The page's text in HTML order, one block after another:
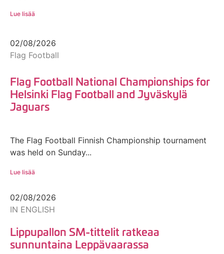
Lue lisää
02/08/2026
Flag Football
Flag Football National Championships for
Helsinki Flag Football and Jyväskylä
Jaguars
The Flag Football Finnish Championship tournament
was held on Sunday...
Lue lisää
02/08/2026
IN ENGLISH
Lippupallon SM-tittelit ratkeaa
sunnuntaina Leppävaarassa